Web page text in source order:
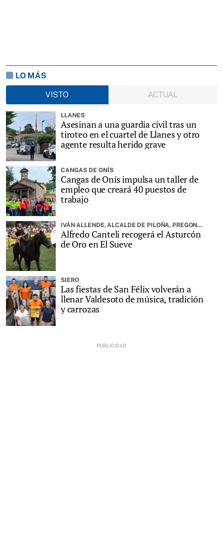
LO MÁS
VISTO
ACTUAL
LLANES
Asesinan a una guardia civil tras un
tiroteo en el cuartel de Llanes y otro
agente resulta herido grave
CANGAS DE ONÍS
Cangas de Onís impulsa un taller de
empleo que creará 40 puestos de
trabajo
IVÁN ALLENDE, ALCALDE DE PILOÑA, PREGONARÁ LA FIESTA
Alfredo Canteli recogerá el Asturcón
de Oro en El Sueve
SIERO
Las fiestas de San Félix volverán a
llenar Valdesoto de música, tradición
y carrozas